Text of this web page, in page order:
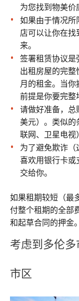
为您找到物美价
如果由于情况所
店可以让你在
来。
签署租赁协议是
出租房屋的完
月的租金。当你
前提是你要完整
请做好准备，总
美元）。类似的
联网、卫星电视
为了避免欺诈
喜欢用银行卡或
交给你。
如果租期较短（最
付整个租期的全部
和起草合同的押金
考虑到多伦
市区